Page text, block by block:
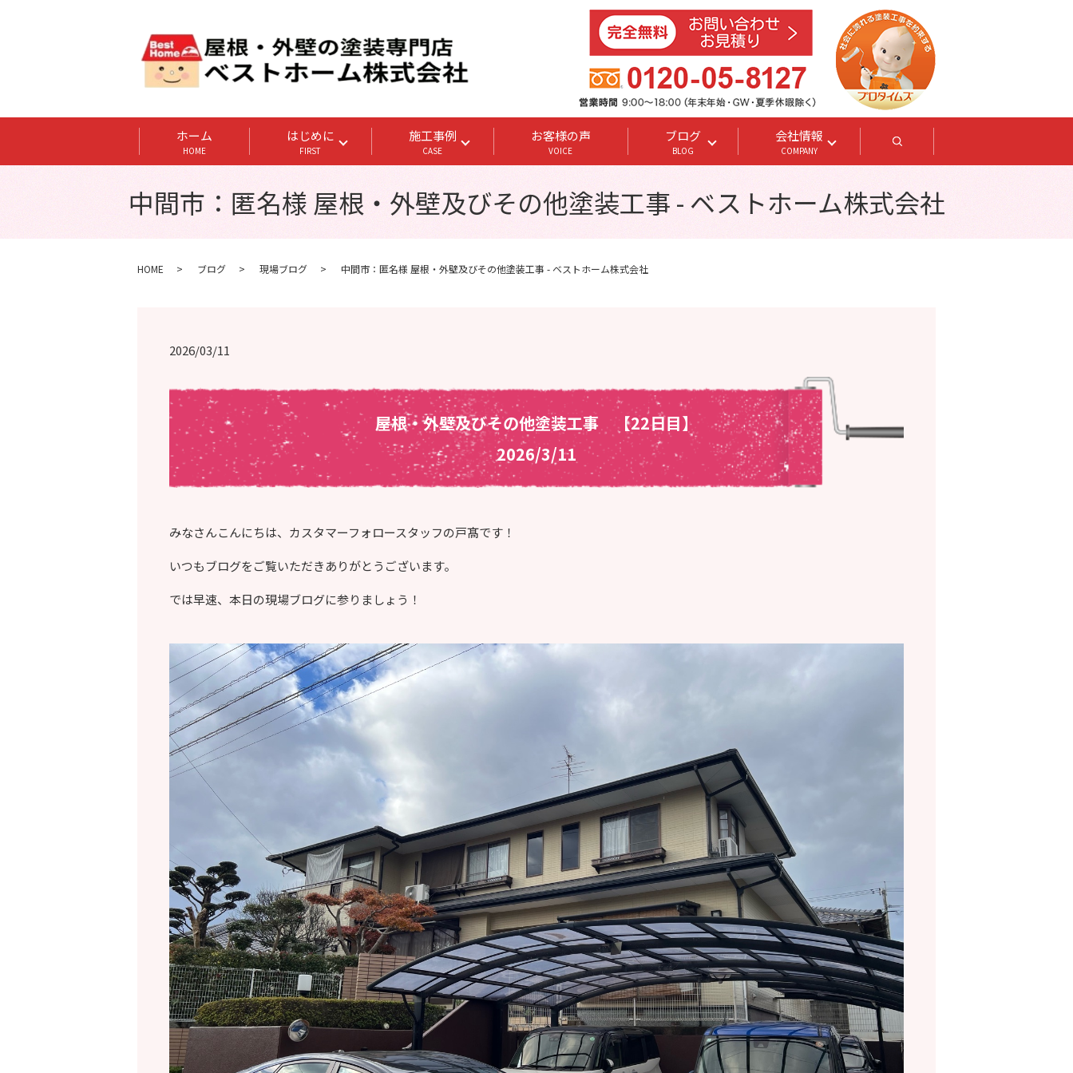
ホーム
HOME
はじめに
FIRST
施工事例
CASE
お客様の声
VOICE
ブログ
BLOG
会社情報
COMPANY search
中間市：匿名様 屋根・外壁及びその他塗装工事 - ベストホーム株式会社
HOME ブログ 現場ブログ 中間市：匿名様 屋根・外壁及びその他塗装工事 - ベストホーム株式会社
2026/03/11
屋根・外壁及びその他塗装工事 【22日目】
2026/3/11
みなさんこんにちは、カスタマーフォロースタッフの戸髙です！
いつもブログをご覧いただきありがとうございます。
では早速、本日の現場ブログに参りましょう！